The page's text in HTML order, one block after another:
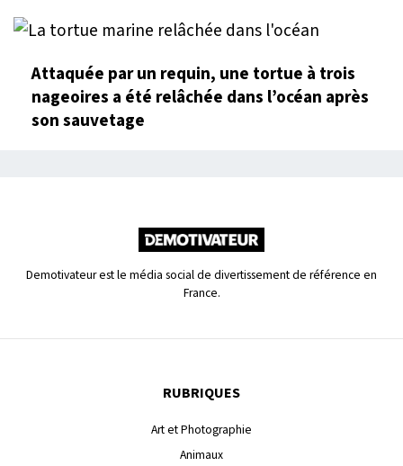
Attaquée par un requin, une tortue à trois
nageoires a été relâchée dans l’océan après
son sauvetage
Demotivateur est le média social de divertissement de référence en
France.
RUBRIQUES
Art et Photographie
Animaux